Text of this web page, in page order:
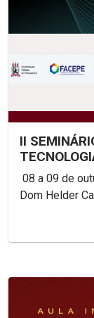
II
08 a 09 de